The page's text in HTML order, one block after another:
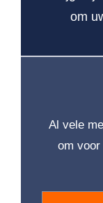
om
Al vele
om voor